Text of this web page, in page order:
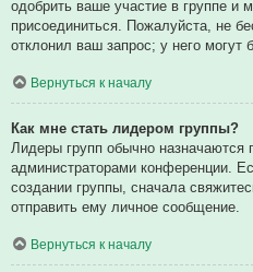
одобрить ваше участие в группе и
присоединиться. Пожалуйста, не
отклонил ваш запрос; у него могут
Вернуться к началу
Как мне стать лидером группы?
Лидеры групп обычно назначаются
администраторами конференции.
создании группы, сначала
отправить ему личное сообщение.
Вернуться к началу